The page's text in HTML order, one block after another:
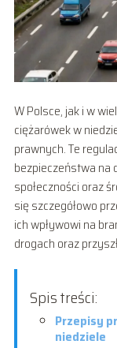
W Polsce, jak i w
ciężarówek w
prawnych. Te
bezpieczeństwa na
społeczności oraz
się szczegółowo
ich wpływowi na
drogach oraz
Spis treści:
Przepisy
niedziele